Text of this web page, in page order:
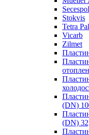
Secespol
Stokvis
Tetra
Vicarb
Zilmet
(DN)
(DN)